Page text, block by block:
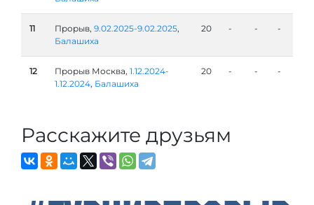
11 Прорыв, 9.02.2025-9.02.2025,
Балашиха
20 - - -
12 Прорыв Москва, 1.12.2024-
1.12.2024, Балашиха
20 - - -
Расскажите друзьям